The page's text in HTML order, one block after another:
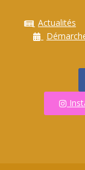
Actualités